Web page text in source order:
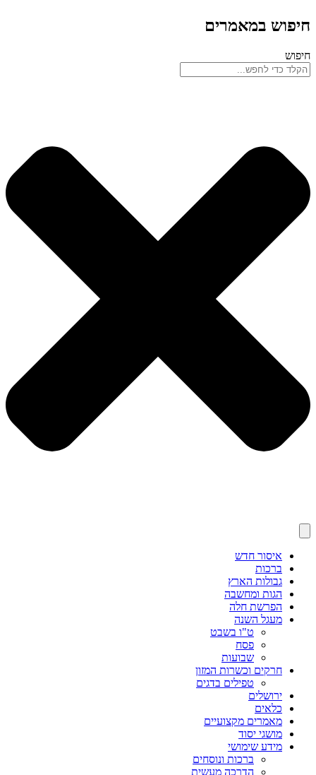
חיפוש במאמרים
חיפוש
איסור חדש
ברכות
גבולות הארץ
הגות ומחשבה
הפרשת חלה
מעגל השנה
ט"ו בשבט
פסח
שבועות
חרקים וכשרות המזון
טפילים בדגים
ירושלים
כלאים
מאמרים מקצועיים
מושגי יסוד
מידע שימושי
ברכות ונוסחים
הדרכה מעשית